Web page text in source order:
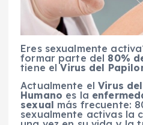
Eres sexualmente
formar parte del 80%
tiene el Virus del
Actualmente el Virus
Humano es la
sexual más frecuente:
sexualmente activas la